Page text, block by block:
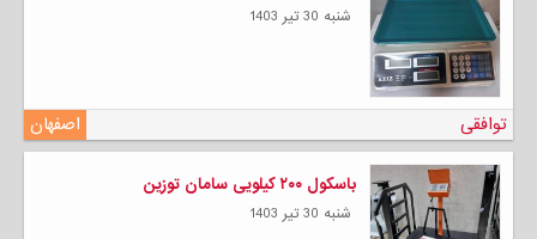
شنبه 30 تیر 1403
اصفهان توافقی
باسکول ۲۰۰ کیلویی سامان توزین
شنبه 30 تیر 1403